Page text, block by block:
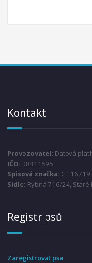
Kontakt
Provozovatel: Datová
IČO: 08311595
Spisová značka: C
Sídlo: Rybná 716/24, Staré
Registr psů
Zaregistrovat psa